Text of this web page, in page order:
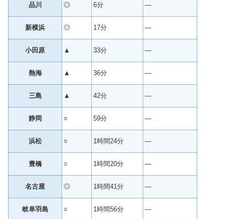
品川 ◎ 6分 —
新横浜 ◎ 17分 —
小田原 ▲ 33分 —
熱海 ▲ 36分 —
三島 ▲ 42分 —
静岡 ○ 59分 —
浜松 ○ 1時間24分 —
豊橋 ○ 1時間20分 —
名古屋 ◎ 1時間41分 —
岐阜羽島 ○ 1時間56分 —